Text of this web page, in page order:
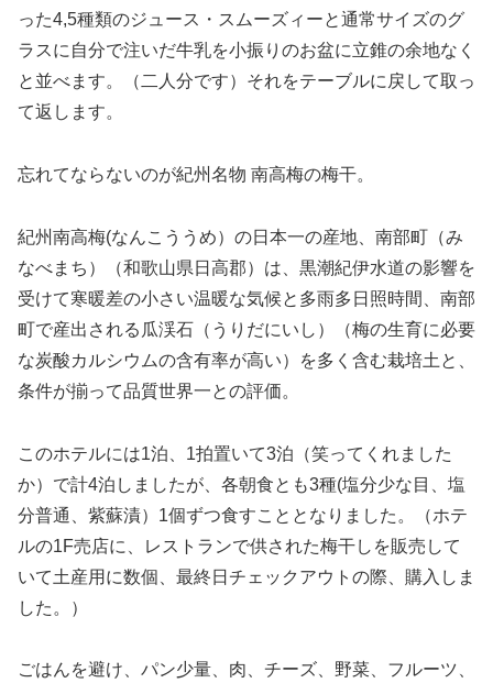
った4,5種類のジュース・スムーズィーと通常サイズのグ
ラスに自分で注いだ牛乳を小振りのお盆に立錐の余地なく
と並べます。（二人分です）それをテーブルに戻して取っ
て返します。
忘れてならないのが紀州名物 南高梅の梅干。
紀州南高梅(なんこううめ）の日本一の産地、南部町（み
なべまち）
（和歌山県日高郡）は、黒潮紀伊水道の影響を
受けて寒暖差の小さい温暖な気候と多雨多日照時間、南部
町で産出される瓜渓石（うりだにいし）（梅の生育に必要
な炭酸カルシウムの含有率が高い）を多く含む栽培土 と、
条件が揃って品質世界一との評価。
このホテルには1泊、1拍置いて3泊（笑ってくれました
か） で計4泊しましたが、各朝食とも3種(塩分少な目、塩
分普通、紫蘇漬）1個ずつ食すこととなりました 。（ホテ
ルの1F売店に、レストランで供された梅干しを販売して
いて土産用に数個、最終日チェックアウトの際、購入しま
した。）
ごはんを避け、パン少量、肉、チーズ、野菜、フルーツ、